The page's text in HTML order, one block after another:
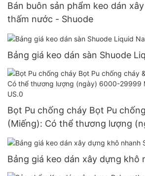
Bán buôn sản phẩm keo dán
thấm nước - Shuode
Bảng giá keo dán sàn Shuode
Bọt Pu chống cháy Bọt Pu
(Miếng): Có thể thương lượng
29999 Miếng Nguồn cung US.0
Bảng giá keo dán xây dựng khô